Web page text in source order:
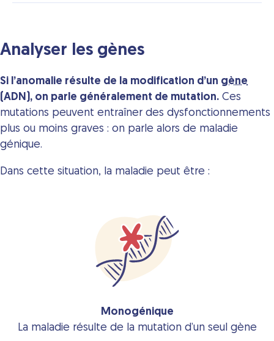
Analyser les gènes
Si l’anomalie résulte de la modification d’un gène
(ADN), on parle généralement de mutation. Ces
mutations peuvent entraîner des dysfonctionnements
plus ou moins graves : on parle alors de maladie
génique.
Dans cette situation, la maladie peut être :
Monogénique
La maladie résulte de la mutation d’un seul gène